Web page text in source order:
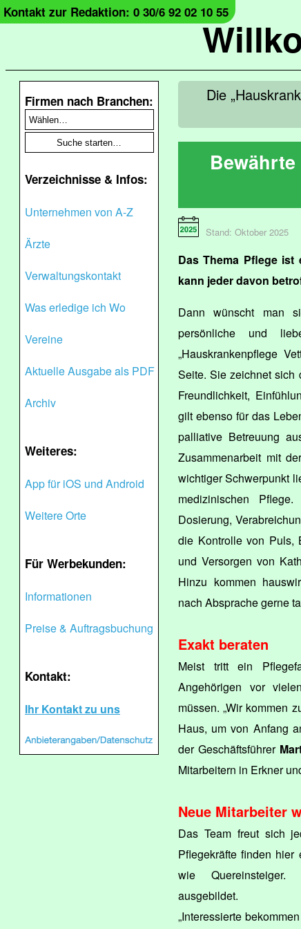
Kontakt zur Redaktion: 0 30/6 92 02 10 55
Firmen nach Branchen:
Verzeichnisse & Infos:
Unternehmen von A-Z
Ärzte
Verwaltungskontakt
Was erledige ich Wo
Vereine
Aktuelle Ausgabe als PDF
Archiv
Weiteres:
App für iOS und Android
Weitere Orte
Für Werbekunden:
Informationen
Preise & Auftragsbuchung
Kontakt:
Ihr Kontakt zu uns
Die
Stand: Oktober 2025
Das Thema Pflege
kann jeder davon
Dann wünscht man
persönliche und
„Hauskrankenpflege
Seite. Sie zeichnet sich
Freundlichkeit,
gilt ebenso für das
palliative Betreuung
Zusammenarbeit mit
wichtiger Schwerpunkt
medizinischen
Dosierung,
die Kontrolle von Puls,
und Versorgen von
Hinzu kommen
nach Absprache gerne
Exakt beraten
Meist tritt ein
Angehörigen vor
müssen. „Wir kommen
Haus, um von Anfang
der Geschäftsführer
Mitarbeitern in Erkner
Neue Mitarbeiter
Das Team freut sich
Pflegekräfte finden hier
wie Quereinsteiger.
ausgebildet.
„Interessierte